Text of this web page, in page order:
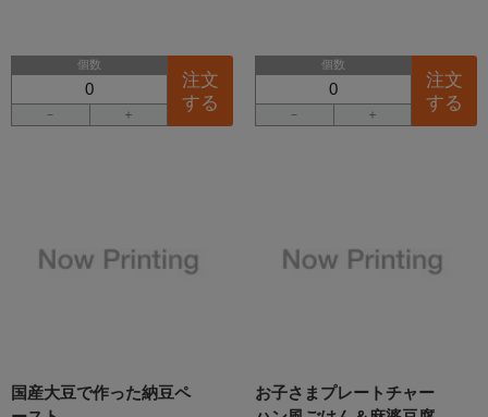
個数
－ ＋
注文
する
個数
－ ＋
注文
する
国産大豆で作った納豆ペ
お子さまプレートチャー